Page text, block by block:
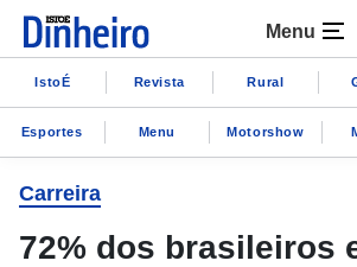
Menu
IstoÉ Revista Rural
Esportes Menu Motorshow
Carreira
72% dos brasileiros